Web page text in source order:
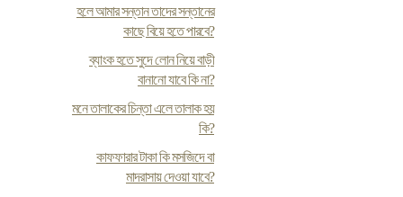
হলে আমার সন্তান তাদের সন্তানের
কাছে বিয়ে হতে পারবে?
ব্যাংক হতে সুদে লোন নিয়ে বাড়ী
বানানো যাবে কি না?
মনে তালাকের চিন্তা এলে তালাক হয়
কি?
কাফফারার টাকা কি মসজিদে বা
মাদরাসায় দেওয়া যাবে?